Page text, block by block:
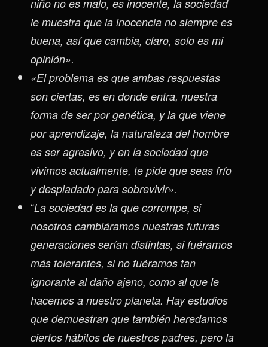
niño no es malo, es inocente, la sociedad
le muestra que la inocencia no siempre es
buena, así que cambia, claro, solo es mi
opinión».
«El problema es que ambas respuestas
son ciertas, es en donde entra, nuestra
forma de ser por genética, y la que viene
por aprendizaje, la naturaleza del hombre
es ser agresivo, y en la sociedad que
vivimos actualmente, te pide que seas frío
y despiadado para sobrevivir».
“La sociedad es la que corrompe, si
nosotros cambiáramos nuestras futuras
generaciones serían distintas, si fuéramos
más tolerantes, si no fuéramos tan
ignorante al daño ajeno, como al que le
hacemos a nuestro planeta. Hay estudios
que demuestran que también heredamos
ciertos hábitos de nuestros padres, pero la